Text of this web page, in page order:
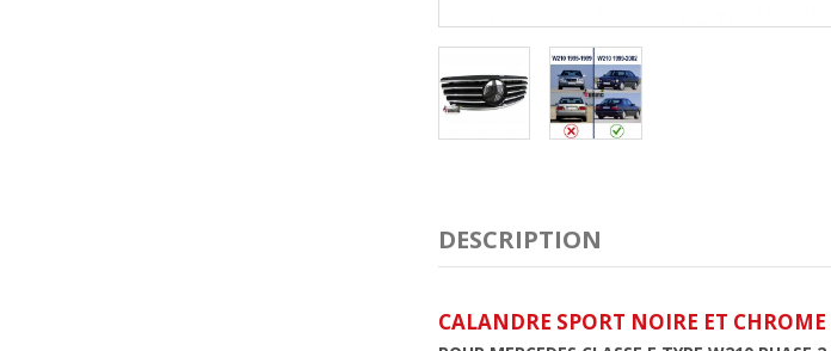
DESCRIPTION
CALANDRE SPORT NOIRE ET